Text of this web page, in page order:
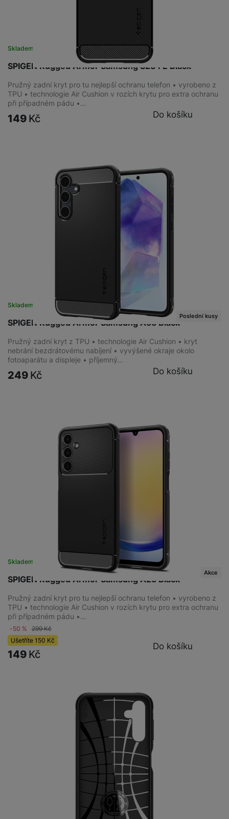
SPIGEN Rugged Armor Samsung S23 FE Black
Skladem
Pružný zadní kryt pro tu nejlepší ochranu telefon • vyrobeno z
TPU • technologie Air Cushion v rozích krytu pro extra ochranu
při případném pádu •…
149 Kč Do košíku
SPIGEN Rugged Armor Samsung A55 Black
Skladem na 2 prodejnách
Poslední kusy
Pružný zadní kryt z TPU • technologie Air Cushion • kryt
nebrání bezdrátovému nabíjení • vyvýšené okraje okolo
fotoaparátu a displeje • příjemný…
249 Kč Do košíku
SPIGEN Rugged Armor Samsung A25 Black
Skladem
Akce
Pružný zadní kryt pro tu nejlepší ochranu telefon • vyrobeno z
TPU • technologie Air Cushion v rozích krytu pro extra ochranu
při případném pádu •…
-50 % 299Kč
Ušetříte 150 Kč
149 Kč
Do košíku